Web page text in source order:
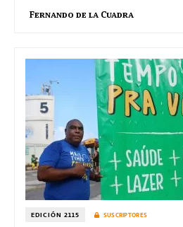
Fernando de la Cuadra
EDICIÓN 2115 SUSCRIPTORES